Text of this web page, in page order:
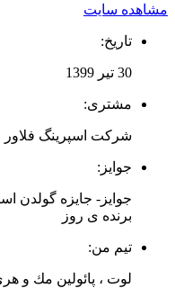
مشاهده سایت
تاریخ:
30 تیر 1399
مشتری:
شرکت اسپرینگ فلاور
جوایز:
جوایز- جایزه گولدن
برنده ی روز
تیم من:
لوت ، پائولین مك و